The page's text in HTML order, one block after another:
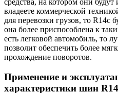
средства, на котором они
владеете коммерческой
для перевозки грузов, то R14c
она более приспособлена к
есть легковой автомобиль, то
позволит обеспечить более
прохождение поворотов.
Применение и
характеристики шин